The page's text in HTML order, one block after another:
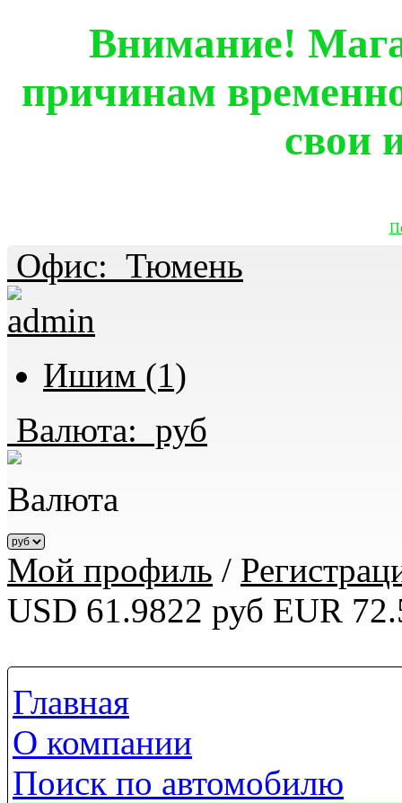
Внимание!
причинам
свои
Офис: Тюмень
Ишим (1)
Валюта: руб
Валюта
Мой профиль /
USD 61.9822 руб EUR
Главная
О компании
Поиск по автомобилю